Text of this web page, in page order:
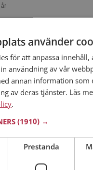
år
med Anna och alla andra
i Gävleborgs län
år
detaljer om alla
använder
för att anpassa
användning av vår
annan information
av deras tjänster. Läs
.
(1910) →
Prestanda